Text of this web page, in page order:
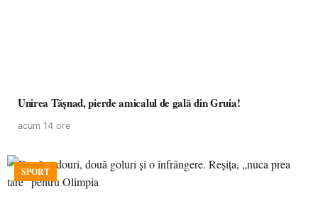
Unirea Tășnad, pierde amicalul de gală din Gruia!
acum 14 ore
SPORT